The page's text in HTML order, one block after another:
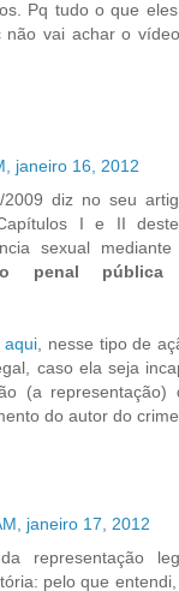
Pq tudo o que
vai achar o
janeiro 16, 2012
diz no seu
I e II
sexual mediante
penal pública
aqui, nesse tipo de
caso ela seja
(a representação)
do autor do
janeiro 17, 2012
representação
pelo que